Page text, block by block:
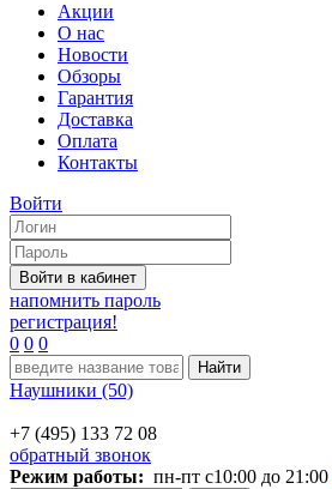
Акции
О нас
Новости
Обзоры
Гарантия
Доставка
Оплата
Контакты
Войти
напомнить пароль
регистрация!
0 0 0
Наушники (50)
+7 (495) 133 72 08
обратный звонок
Режим работы: пн-пт с10:00 до 21:00